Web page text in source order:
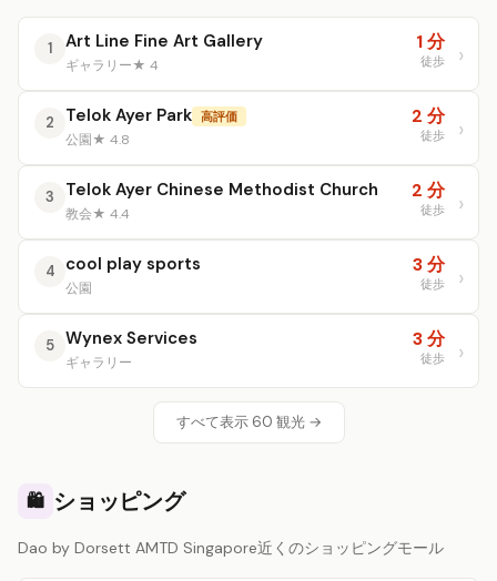
1 Art Line Fine Art Gallery
ギャラリー★ 4
1 分
徒歩
2 Telok Ayer Park 高評価
公園★ 4.8
2 分
徒歩
3 Telok Ayer Chinese Methodist Church
教会★ 4.4
2 分
徒歩
4 cool play sports
公園
3 分
徒歩
5 Wynex Services
ギャラリー
3 分
徒歩
すべて表示 60 観光 →
🛍️ ショッピング
Dao by Dorsett AMTD Singapore近くのショッピングモール